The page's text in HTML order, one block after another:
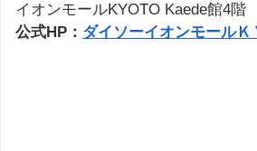
イオンモールKYOTO Kaede館4階
公式HP： ダイソーイオンモールＫ